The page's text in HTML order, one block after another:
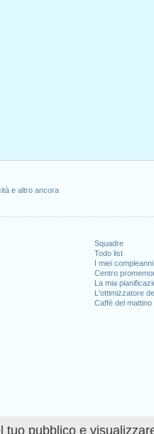
pubblico e
e altro ancora
Squadre
Todo list
I miei compleanni
Centro
La mia
L'ottimizzatore
Caffè del mattino